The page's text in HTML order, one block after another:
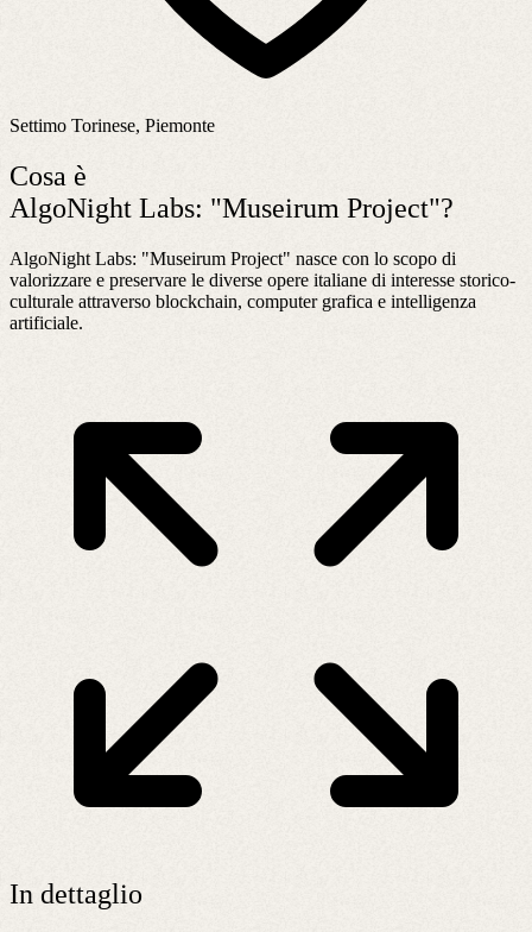
Settimo Torinese, Piemonte
Cosa è
AlgoNight Labs: "Museirum Project"?
AlgoNight Labs: "Museirum Project" nasce con lo scopo di
valorizzare e preservare le diverse opere italiane di interesse storico-
culturale attraverso blockchain, computer grafica e intelligenza
artificiale.
In dettaglio